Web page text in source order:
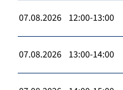
07.08.2026 12:00-13:00
07.08.2026 13:00-14:00